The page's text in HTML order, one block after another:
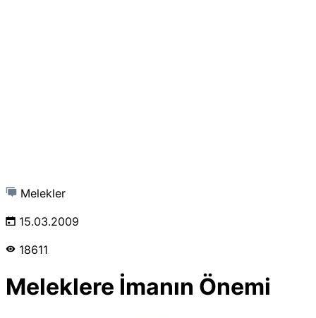
Melekler
15.03.2009
18611
Meleklere İmanın Önemi